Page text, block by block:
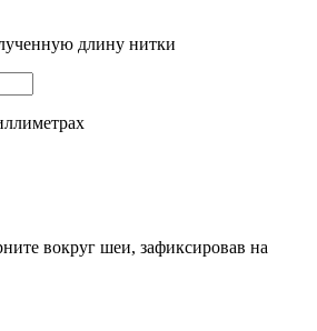
длину нитки
вокруг шеи, зафиксировав на